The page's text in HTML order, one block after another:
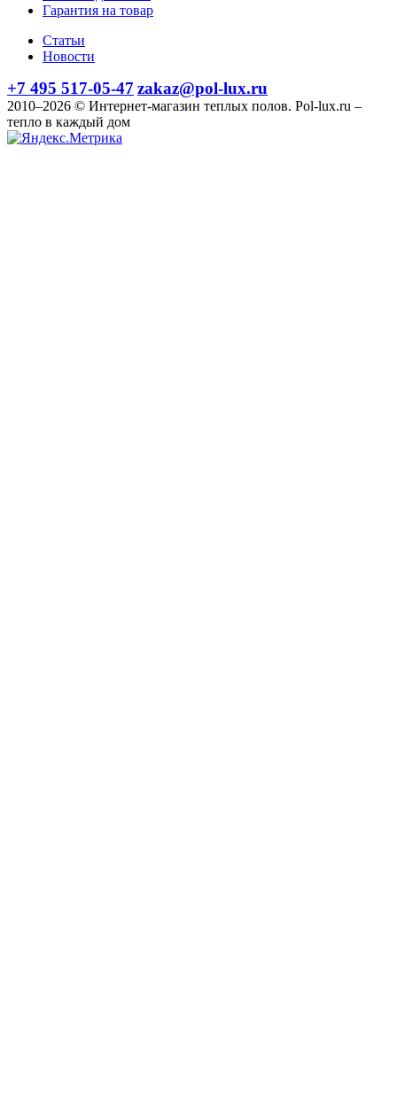
Гарантия на товар
Статьи
Новости
+7 495 517-05-47 zakaz@pol-lux.ru
2010–2026 © Интернет-магазин теплых полов. Pol-lux.ru –
тепло в каждый дом